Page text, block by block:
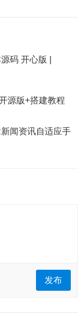
码 开心版 |
源版+搭建教程
闻资讯自适应手
发布